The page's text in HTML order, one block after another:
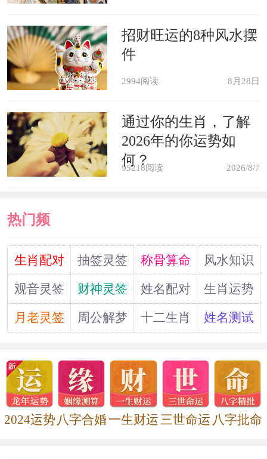
了，意味着朋友之事少管，防被拖累惹
上官司。钱财出入小心。
预示生女，冬占生男，防流产。
招财旺运的8种风水摆
件
2994阅读 8月28日
通过你的生肖，了解
2026年的你运势如
何？
95218阅读 2026/8/7
热门频
道生肖配对 抽签灵签 称骨算命
风水知识
观音灵签
财神灵签 姓名配对
生肖运势
月老灵签
周公解梦 十二生肖 姓名测试
2024运势 八字合婚一生财运三世命运 八字批命